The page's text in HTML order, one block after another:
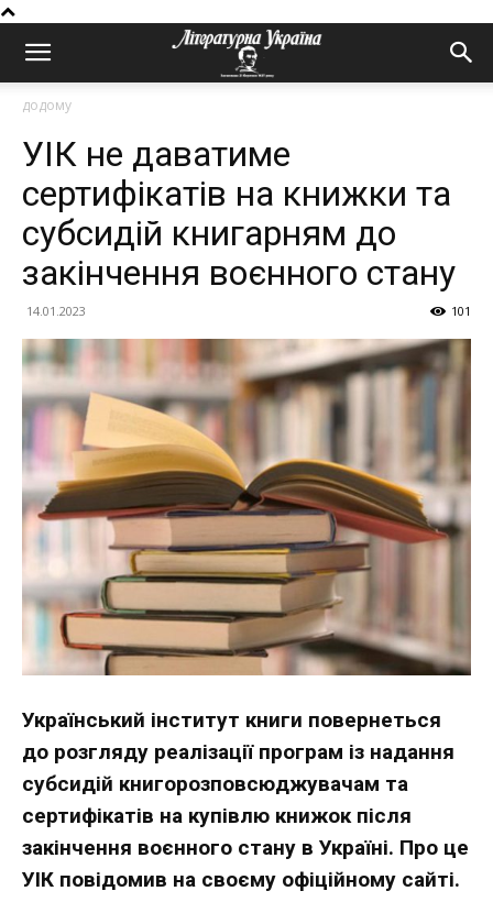
додому
УІК не даватиме
сертифікатів на книжки та
субсидій книгарням до
закінчення воєнного стану
14.01.2023 101
Український інститут книги повернеться
до розгляду реалізації програм із надання
субсидій книгорозповсюджувачам та
сертифікатів на купівлю книжок після
закінчення воєнного стану в Україні. Про це
УІК повідомив на своєму офіційному сайті.